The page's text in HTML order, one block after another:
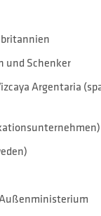
und Schenker
Argentaria